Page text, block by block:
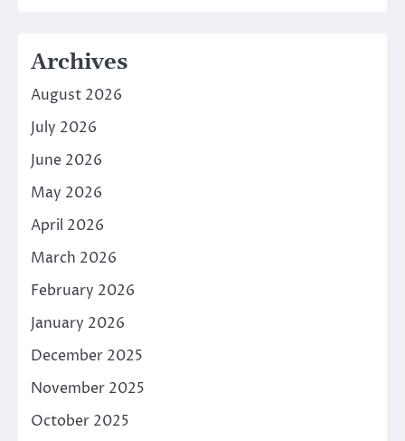
Archives
August 2026
July 2026
June 2026
May 2026
April 2026
March 2026
February 2026
January 2026
December 2025
November 2025
October 2025